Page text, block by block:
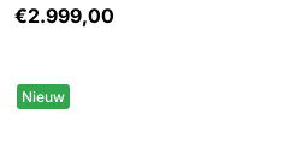
Normale
€2.999,00
Nieuw